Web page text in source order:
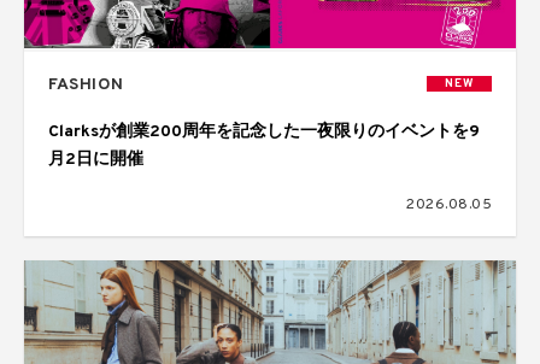
FASHION NEW
Clarksが創業200周年を記念した一夜限りのイベントを9
月2日に開催
2026.08.05